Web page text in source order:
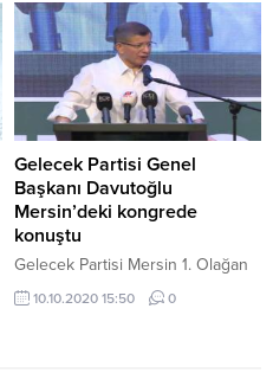
Gelecek Partisi Genel
Başkanı Davutoğlu
Mersin’deki kongrede
konuştu
Gelecek Partisi Mersin 1. Olağan
Genel Kurulu Genel Başkan
Ahmet Davutoğlu'nun katılımıyla
10.10.2020 15:50 0